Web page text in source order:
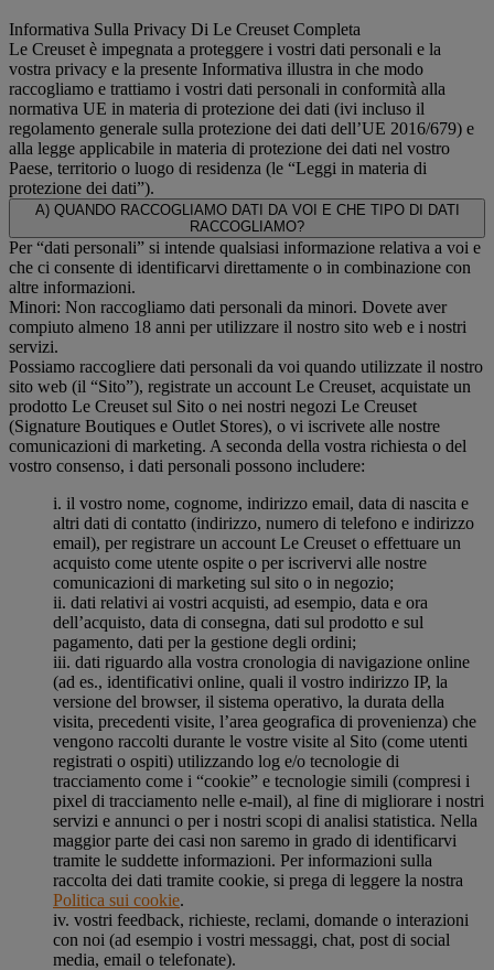
Informativa Sulla Privacy Di Le Creuset Completa
Le Creuset è impegnata a proteggere i vostri dati personali e la
vostra privacy e la presente Informativa illustra in che modo
raccogliamo e trattiamo i vostri dati personali in conformità alla
normativa UE in materia di protezione dei dati (ivi incluso il
regolamento generale sulla protezione dei dati dell’UE 2016/679) e
alla legge applicabile in materia di protezione dei dati nel vostro
Paese, territorio o luogo di residenza (le “Leggi in materia di
protezione dei dati”).
A) QUANDO RACCOGLIAMO DATI DA VOI E CHE TIPO DI DATI
RACCOGLIAMO?
Per “dati personali” si intende qualsiasi informazione relativa a voi e
che ci consente di identificarvi direttamente o in combinazione con
altre informazioni.
Minori: Non raccogliamo dati personali da minori. Dovete aver
compiuto almeno 18 anni per utilizzare il nostro sito web e i nostri
servizi.
Possiamo raccogliere dati personali da voi quando utilizzate il nostro
sito web (il “Sito”), registrate un account Le Creuset, acquistate un
prodotto Le Creuset sul Sito o nei nostri negozi Le Creuset
(Signature Boutiques e Outlet Stores), o vi iscrivete alle nostre
comunicazioni di marketing. A seconda della vostra richiesta o del
vostro consenso, i dati personali possono includere:
i. il vostro nome, cognome, indirizzo email, data di nascita e
altri dati di contatto (indirizzo, numero di telefono e indirizzo
email), per registrare un account Le Creuset o effettuare un
acquisto come utente ospite o per iscrivervi alle nostre
comunicazioni di marketing sul sito o in negozio;
ii. dati relativi ai vostri acquisti, ad esempio, data e ora
dell’acquisto, data di consegna, dati sul prodotto e sul
pagamento, dati per la gestione degli ordini;
iii. dati riguardo alla vostra cronologia di navigazione online
(ad es., identificativi online, quali il vostro indirizzo IP, la
versione del browser, il sistema operativo, la durata della
visita, precedenti visite, l’area geografica di provenienza) che
vengono raccolti durante le vostre visite al Sito (come utenti
registrati o ospiti) utilizzando log e/o tecnologie di
tracciamento come i “cookie” e tecnologie simili (compresi i
pixel di tracciamento nelle e-mail), al fine di migliorare i nostri
servizi e annunci o per i nostri scopi di analisi statistica. Nella
maggior parte dei casi non saremo in grado di identificarvi
tramite le suddette informazioni. Per informazioni sulla
raccolta dei dati tramite cookie, si prega di leggere la nostra
Politica sui cookie.
iv. vostri feedback, richieste, reclami, domande o interazioni
con noi (ad esempio i vostri messaggi, chat, post di social
media, email o telefonate).